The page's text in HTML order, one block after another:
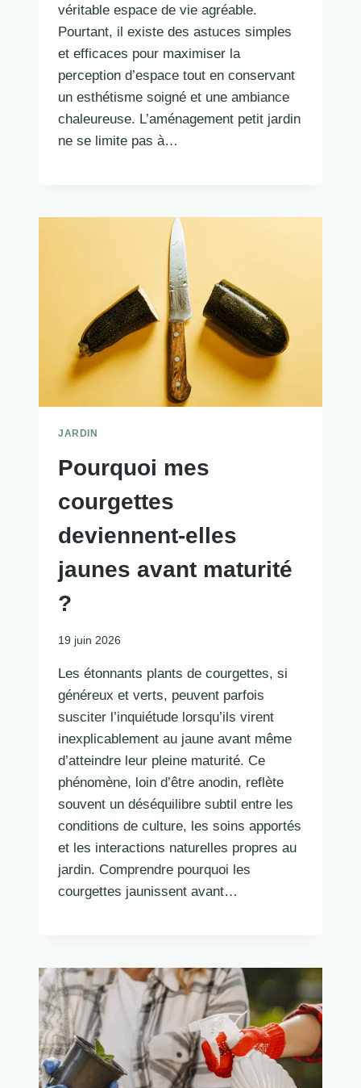
véritable espace de vie agréable.
Pourtant, il existe des astuces simples
et efficaces pour maximiser la
perception d’espace tout en conservant
un esthétisme soigné et une ambiance
chaleureuse. L’aménagement petit jardin
ne se limite pas à…
JARDIN
Pourquoi mes
courgettes
deviennent-elles
jaunes avant maturité
?
19 juin 2026
Les étonnants plants de courgettes, si
généreux et verts, peuvent parfois
susciter l’inquiétude lorsqu’ils virent
inexplicablement au jaune avant même
d’atteindre leur pleine maturité. Ce
phénomène, loin d’être anodin, reflète
souvent un déséquilibre subtil entre les
conditions de culture, les soins apportés
et les interactions naturelles propres au
jardin. Comprendre pourquoi les
courgettes jaunissent avant…